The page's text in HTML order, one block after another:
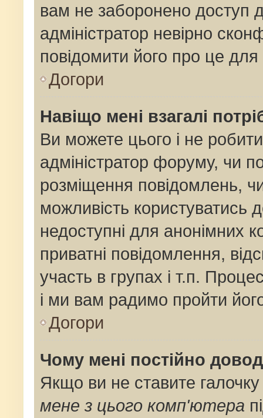
вам не заборонено
адміністратор невірно
повідомити його про це
Догори
Навіщо мені взагалі
Ви можете цього і не
адміністратор форуму, чи
розміщення повідомлень,
можливість користуватись
недоступні для анонімних
приватні повідомлення,
участь в групах і т.п.
і ми вам радимо пройти
Догори
Чому мені постійно
Якщо ви не ставите
мене з цього комп'ютера